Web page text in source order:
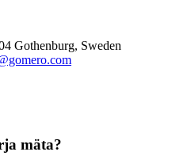
Gothenburg, Sweden
mäta?